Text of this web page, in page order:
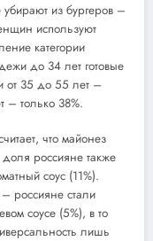
из бургеров –
используют
категории
до 34 лет готовые
от 35 до 55 лет –
– только 38%.
что майонез
россияне также
соус (11%).
россияне стали
соусе (5%), в то
лишь